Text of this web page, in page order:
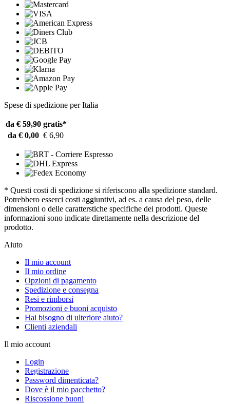
Spese di spedizione per Italia
da € 59,90 gratis*
da € 0,00 € 6,90
* Questi costi di spedizione si riferiscono alla spedizione standard.
Potrebbero esserci costi aggiuntivi, ad es. a causa del peso, delle
dimensioni o delle caratterstiche specifiche dei prodotti. Queste
informazioni sono indicate direttamente nella descrizione del
prodotto.
Aiuto
Il mio account
Il mio ordine
Opzioni di pagamento
Spedizione e consegna
Resi e rimborsi
Promozioni e buoni acquisto
Hai bisogno di ulteriore aiuto?
Clienti aziendali
Il mio account
Login
Registrazione
Password dimenticata?
Dove è il mio pacchetto?
Riscossione buoni